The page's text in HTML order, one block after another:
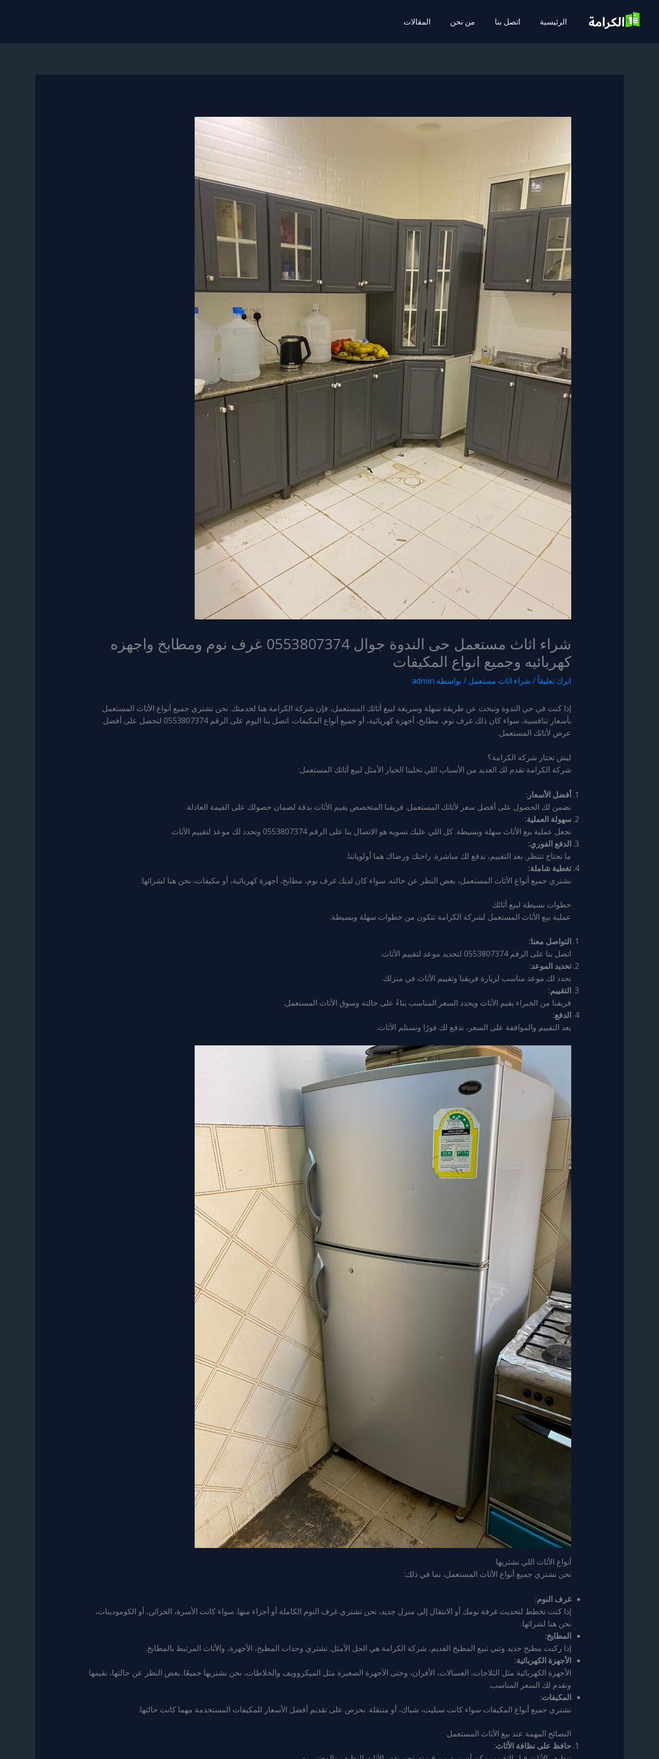
المحتوى
الرئيسية اتصل بنا من نحن المقالات
شراء اثاث مستعمل حى الندوة جوال 0553807374 غرف نوم ومطابخ واجهزه
كهربائيه وجميع انواع المكيفات
اترك تعليقاً/ شراء اثاث مستعمل / بواسطة admin
إذا كنت في حي الندوة وتبحث عن طريقة سهلة وسريعة لبيع أثاثك المستعمل، فإن شركة الكرامة هنا لخدمتك. نحن نشتري جميع أنواع الأثاث المستعمل
بأسعار تنافسية، سواء كان ذلك غرف نوم، مطابخ، أجهزة كهربائية، أو جميع أنواع المكيفات. اتصل بنا اليوم على الرقم 0553807374 لتحصل على أفضل
عرض لأثاثك المستعمل.
ليش تختار شركة الكرامة؟
شركة الكرامة تقدم لك العديد من الأسباب اللي تخلينا الخيار الأمثل لبيع أثاثك المستعمل:
أفضل الأسعار:
نضمن لك الحصول على أفضل سعر لأثاثك المستعمل. فريقنا المتخصص يقيم الأثاث بدقة لضمان حصولك على القيمة العادلة.
سهولة العملية:
نجعل عملية بيع الأثاث سهلة وبسيطة. كل اللي عليك تسويه هو الاتصال بنا على الرقم 0553807374 ونحدد لك موعد لتقييم الأثاث.
الدفع الفوري:
ما تحتاج تنتظر. بعد التقييم، ندفع لك مباشرة. راحتك ورضاك هما أولوياتنا.
تغطية شاملة:
نشتري جميع أنواع الأثاث المستعمل، بغض النظر عن حالته. سواء كان لديك غرف نوم، مطابخ، أجهزة كهربائية، أو مكيفات، نحن هنا لشرائها.
خطوات بسيطة لبيع أثاثك
عملية بيع الأثاث المستعمل لشركة الكرامة تتكون من خطوات سهلة وبسيطة:
التواصل معنا:
اتصل بنا على الرقم 0553807374 لتحديد موعد لتقييم الأثاث.
تحديد الموعد:
نحدد لك موعد مناسب لزيارة فريقنا وتقييم الأثاث في منزلك.
التقييم:
فريقنا من الخبراء يقيم الأثاث ويحدد السعر المناسب بناءً على حالته وسوق الأثاث المستعمل.
الدفع:
بعد التقييم والموافقة على السعر، ندفع لك فورًا ونستلم الأثاث.
أنواع الأثاث اللي نشتريها
نحن نشتري جميع أنواع الأثاث المستعمل، بما في ذلك:
غرف النوم:
إذا كنت تخطط لتحديث غرفة نومك أو الانتقال إلى منزل جديد، نحن نشتري غرف النوم الكاملة أو أجزاء منها. سواء كانت الأسرة، الخزائن، أو الكومودينات،
نحن هنا لشرائها.
المطابخ:
إذا ركبت مطبخ جديد وتبي تبيع المطبخ القديم، شركة الكرامة هي الحل الأمثل. نشتري وحدات المطبخ، الأجهزة، والأثاث المرتبط بالمطابخ.
الأجهزة الكهربائية:
الأجهزة الكهربائية مثل الثلاجات، الغسالات، الأفران، وحتى الأجهزة الصغيرة مثل الميكروويف والخلاطات، نحن نشتريها جميعًا. بغض النظر عن حالتها، نقيمها
ونقدم لك السعر المناسب.
المكيفات:
نشتري جميع أنواع المكيفات سواء كانت سبليت، شباك، أو متنقلة. نحرص على تقديم أفضل الأسعار للمكيفات المستخدمة مهما كانت حالتها.
النصائح المهمة عند بيع الأثاث المستعمل
حافظ على نظافة الأثاث: